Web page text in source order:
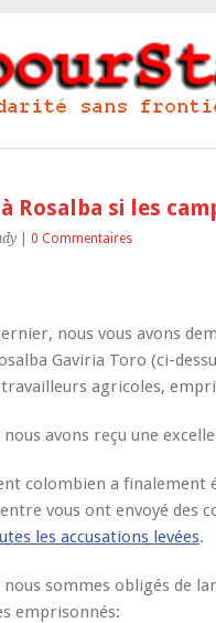
Rosalba si les
0 Commentaires
nous vous avons
Gaviria Toro (ci-
agricoles,
avons reçu une
colombien a finalement
vous ont envoyé des
les accusations levées.
sommes obligés de
emprisonnés: